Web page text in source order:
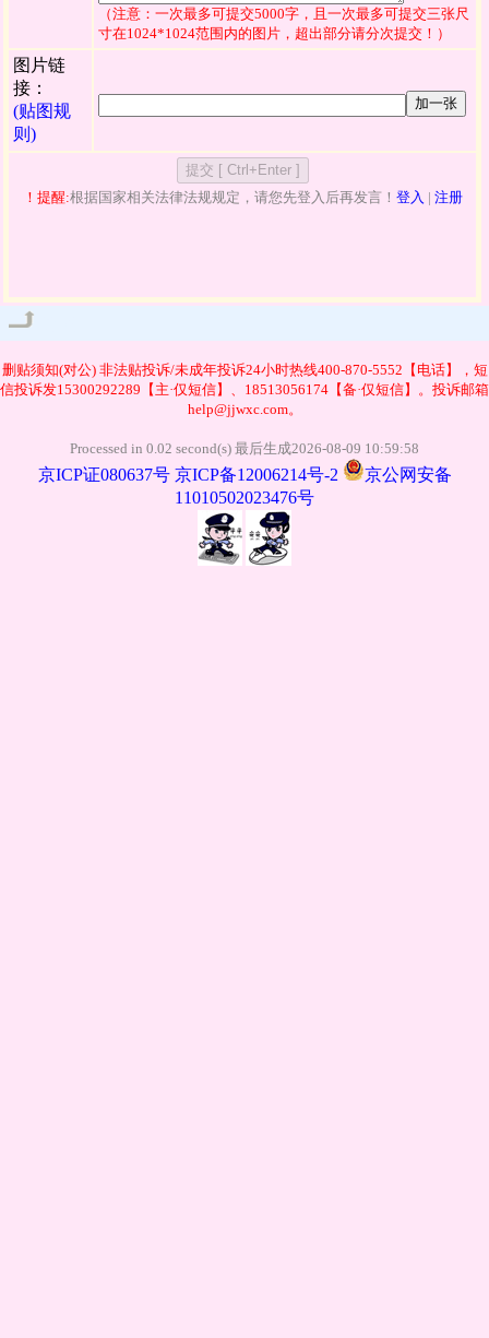
（注意：一次最多可提交5000字，且一次最多可提交三张尺
寸在1024*1024范围内的图片，超出部分请分次提交！）
图片链
接：
(贴图规
则)
加一张
！提醒:根据国家相关法律法规规定，请您先登入后再发言！ 登入 | 注册
删贴须知(对公)非法贴投诉/未成年投诉24小时热线400-870-5552【电话】，短
信投诉发15300292289【主·仅短信】、18513056174【备·仅短信】。投诉邮箱
help@jjwxc.com。
Processed in 0.02 second(s) 最后生成2026-08-09 10:59:58
京ICP证080637号 京ICP备12006214号-2
京公网安备
11010502023476号